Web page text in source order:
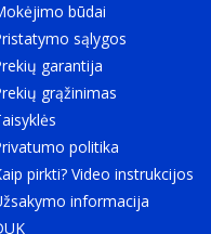
be stored before use
raw
būdai
sąlygos
garantija
grąžinimas
politika
pirkti? Video instrukcijos
informacija